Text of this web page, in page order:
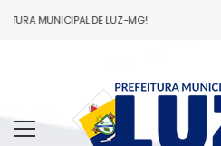
MUNICIPAL DE LUZ-MG!